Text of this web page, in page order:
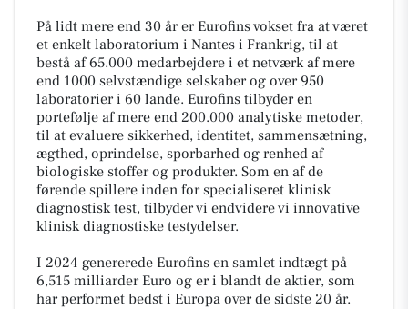
På lidt mere end 30 år er Eurofins vokset fra at været
et enkelt laboratorium i Nantes i Frankrig, til at
bestå af 65.000 medarbejdere i et netværk af mere
end 1000 selvstændige selskaber og over 950
laboratorier i 60 lande. Eurofins tilbyder en
portefølje af mere end 200.000 analytiske metoder,
til at evaluere sikkerhed, identitet, sammensætning,
ægthed, oprindelse, sporbarhed og renhed af
biologiske stoffer og produkter. Som en af de
førende spillere inden for specialiseret klinisk
diagnostisk test, tilbyder vi endvidere vi innovative
klinisk diagnostiske testydelser.
I 2024 genererede Eurofins en samlet indtægt på
6,515 milliarder Euro og er i blandt de aktier, som
har performet bedst i Europa over de sidste 20 år.